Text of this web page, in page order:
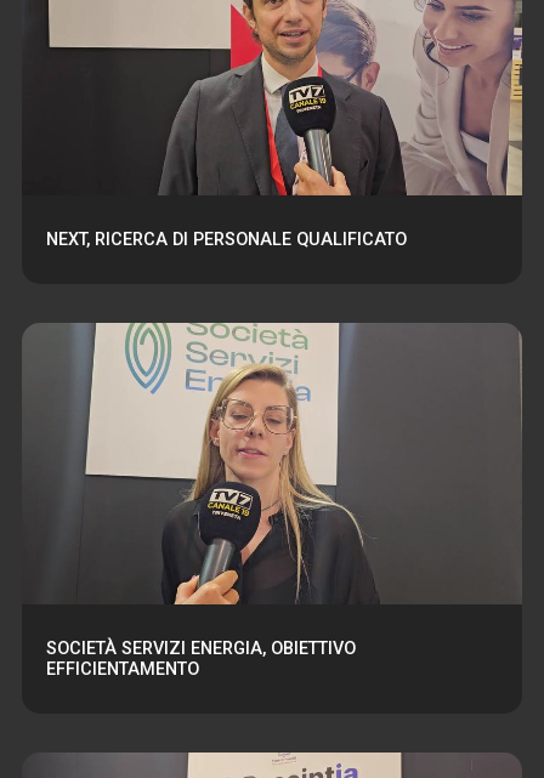
NEXT, RICERCA DI PERSONALE QUALIFICATO
SOCIETÀ SERVIZI ENERGIA, OBIETTIVO
EFFICIENTAMENTO